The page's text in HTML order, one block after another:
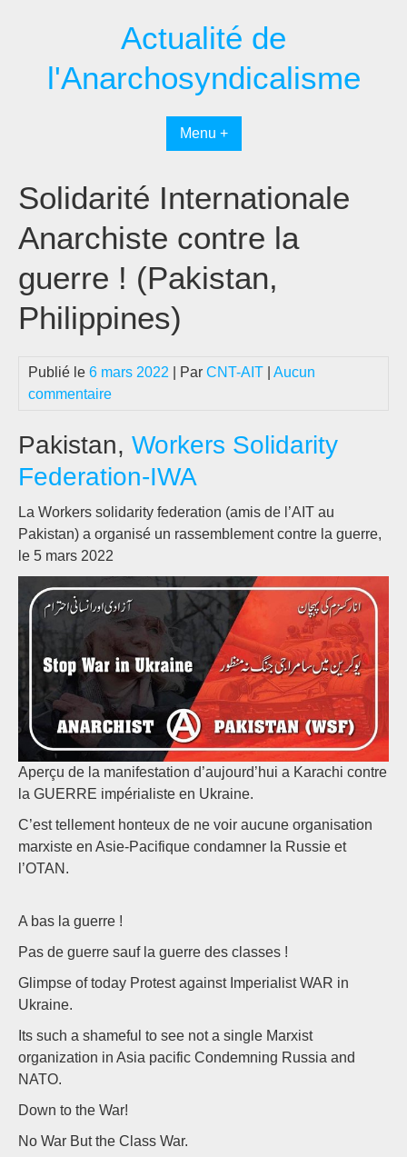
Actualité de
l'Anarchosyndicalisme
Menu +
Solidarité Internationale
Anarchiste contre la
guerre ! (Pakistan,
Philippines)
Publié le 6 mars 2022 | Par CNT-AIT
Aucun
commentaire
Pakistan, Workers Solidarity
Federation-IWA
La Workers solidarity federation (amis de l’AIT au
Pakistan) a organisé un rassemblement contre la guerre,
le 5 mars 2022
Aperçu de la manifestation d’aujourd’hui a Karachi contre
la GUERRE impérialiste en Ukraine.
C’est tellement honteux de ne voir aucune organisation
marxiste en Asie-Pacifique condamner la Russie et
l’OTAN.
A bas la guerre !
Pas de guerre sauf la guerre des classes !
Glimpse of today Protest against Imperialist WAR in
Ukraine.
Its such a shameful to see not a single Marxist
organization in Asia pacific Condemning Russia and
NATO.
Down to the War!
No War But the Class War.